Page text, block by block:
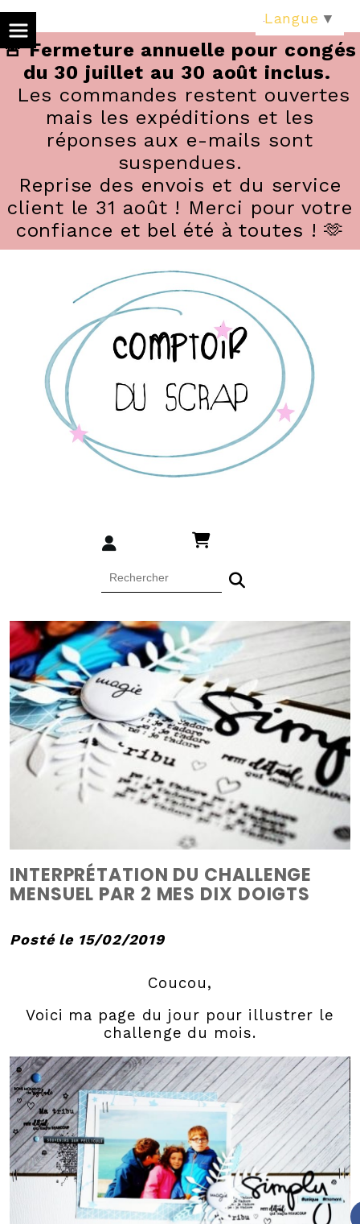
🚨 Fermeture annuelle pour congés
du 30 juillet au 30 août inclus.
Les commandes restent ouvertes
mais les expéditions et les
réponses aux e-mails sont
suspendues.
Reprise des envois et du service
client le 31 août ! Merci pour votre
confiance et bel été à toutes ! 🫶
INTERPRÉTATION DU CHALLENGE
MENSUEL PAR 2 MES DIX DOIGTS
Posté le 15/02/2019
Coucou,
Voici ma page du jour pour illustrer le
challenge du mois.
Langue ▼